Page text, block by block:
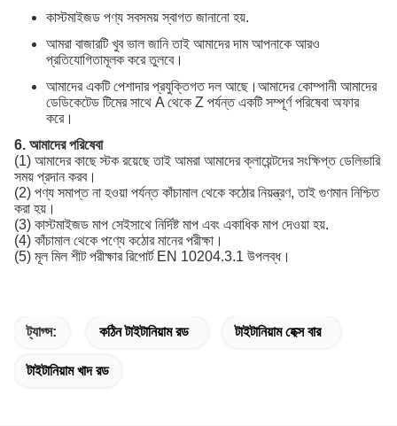
কাস্টমাইজড পণ্য সবসময় স্বাগত জানানো হয়.
আমরা বাজারটি খুব ভাল জানি তাই আমাদের দাম আপনাকে আরও
প্রতিযোগিতামূলক করে তুলবে।
আমাদের একটি পেশাদার প্রযুক্তিগত দল আছে।আমাদের কোম্পানী আমাদের
ডেডিকেটেড টিমের সাথে A থেকে Z পর্যন্ত একটি সম্পূর্ণ পরিষেবা অফার
করে।
6. আমাদের পরিষেবা
(1) আমাদের কাছে স্টক রয়েছে তাই আমরা আমাদের ক্লায়েন্টদের সংক্ষিপ্ত ডেলিভারি
সময় প্রদান করব।
(2) পণ্য সমাপ্ত না হওয়া পর্যন্ত কাঁচামাল থেকে কঠোর নিয়ন্ত্রণ, তাই গুণমান নিশ্চিত
করা হয়।
(3) কাস্টমাইজড মাপ সেইসাথে নির্দিষ্ট মাপ এবং একাধিক মাপ দেওয়া হয়.
(4) কাঁচামাল থেকে পণ্যে কঠোর মানের পরীক্ষা।
(5) মূল মিল শীট পরীক্ষার রিপোর্ট EN 10204.3.1 উপলব্ধ।
ট্যাগ্স: কঠিন টাইটানিয়াম রড টাইটানিয়াম হেক্স বার
টাইটানিয়াম খাদ রড